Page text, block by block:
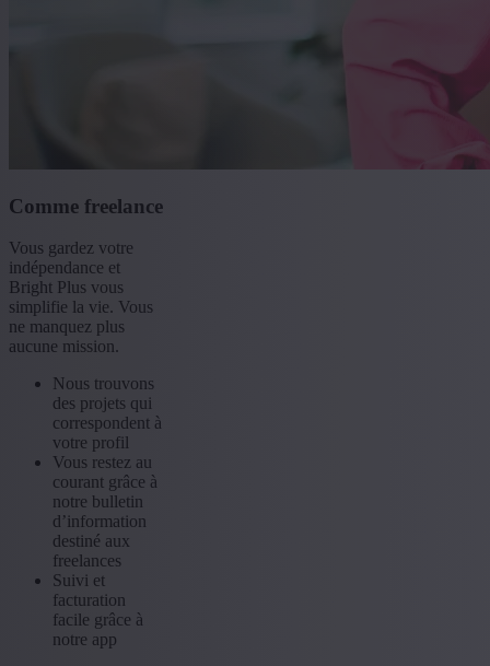
Comme freelance
Vous gardez votre
indépendance et
Bright Plus vous
simplifie la vie. Vous
ne manquez plus
aucune mission.
Nous trouvons
des projets qui
correspondent à
votre profil
Vous restez au
courant grâce à
notre bulletin
d’information
destiné aux
freelances
Suivi et
facturation
facile grâce à
notre app